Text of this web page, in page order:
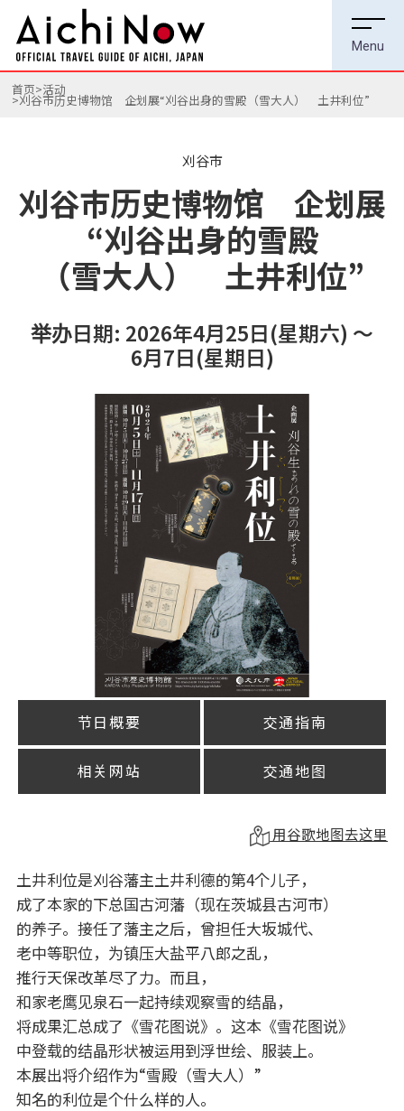
首页 活动
刈谷市历史博物馆 企划展“刈谷出身的雪殿（雪大人） 土井利位”
刈谷市
刈谷市历史博物馆 企划展
“刈谷出身的雪殿
（雪大人） 土井利位”
举办日期: 2026年4月25日(星期六) ～
6月7日(星期日)
节日概要 交通指南
相关网站 交通地图
用谷歌地图去这里
土井利位是刈谷藩主土井利德的第4个儿子，
成了本家的下总国古河藩（现在茨城县古河市）
的养子。接任了藩主之后，曾担任大坂城代、
老中等职位，为镇压大盐平八郎之乱，
推行天保改革尽了力。而且，
和家老鹰见泉石一起持续观察雪的结晶，
将成果汇总成了《雪花图说》。这本《雪花图说》
中登载的结晶形状被运用到浮世绘、服装上。
本展出将介绍作为“雪殿（雪大人）”
知名的利位是个什么样的人。